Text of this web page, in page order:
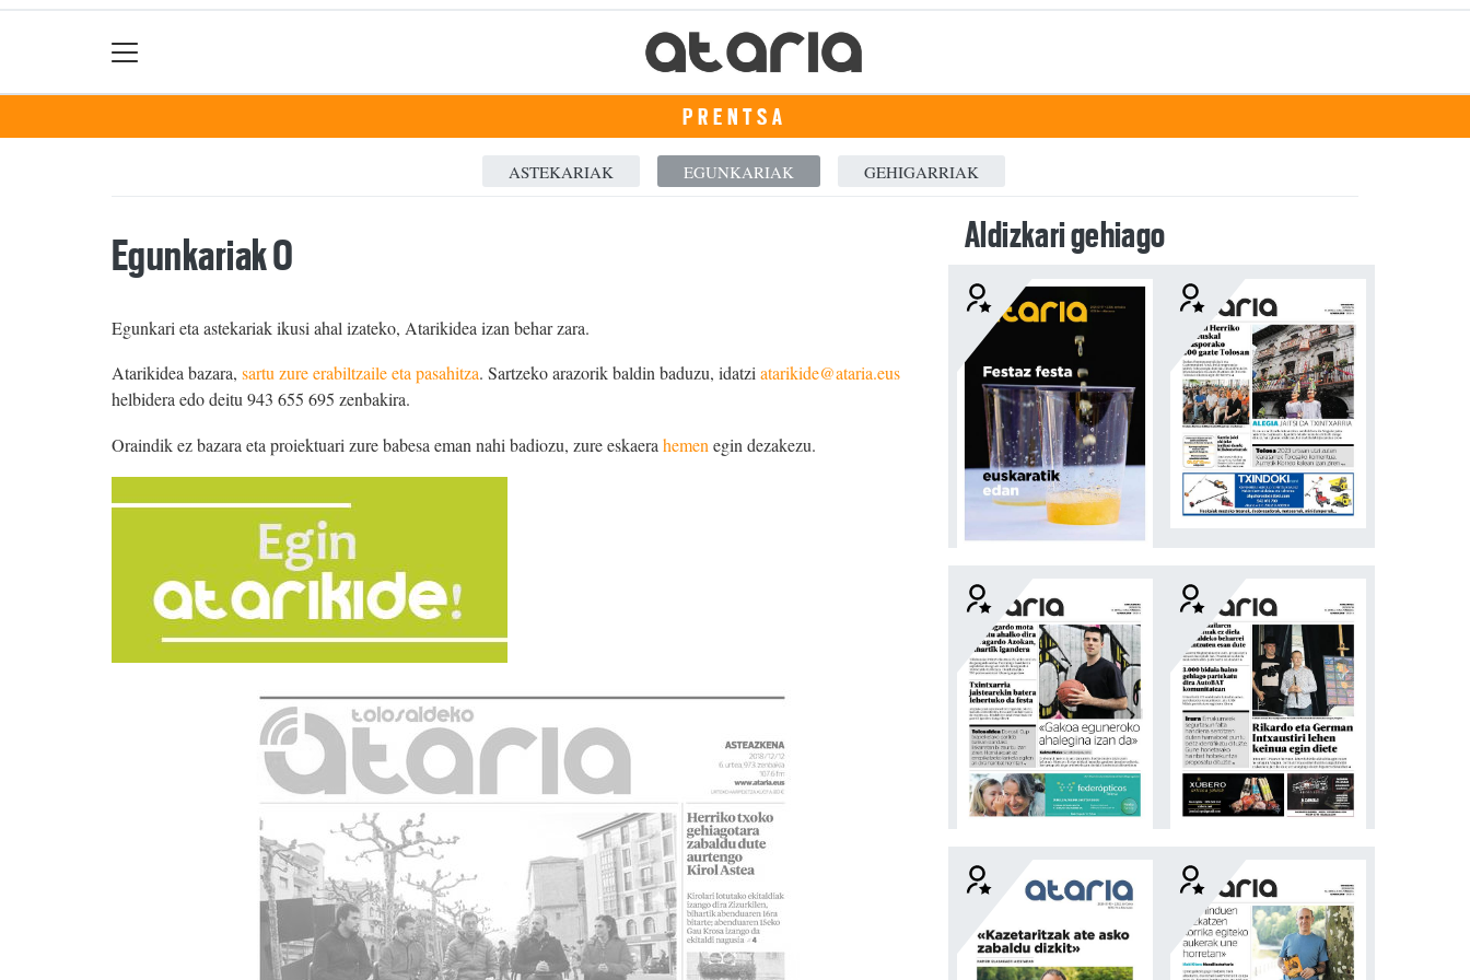
PRENTSA
ASTEKARIAK EGUNKARIAK GEHIGARRIAK
Egunkariak 0
Egunkari eta astekariak ikusi ahal izateko, Atarikidea izan behar zara.
Atarikidea bazara, sartu zure erabiltzaile eta pasahitza. Sartzeko arazorik baldin baduzu, idatziatarikide@ataria.eus
helbidera edo deitu 943 655 695 zenbakira.
Oraindik ez bazara eta proiektuari zure babesa eman nahi badiozu, zure eskaera hemen egin dezakezu.
Aldizkari gehiago